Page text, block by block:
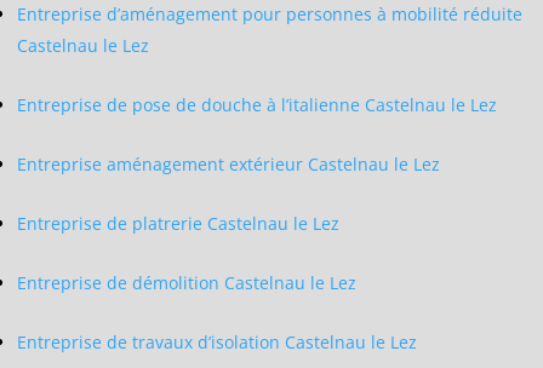
Entreprise d’aménagement pour personnes à mobilité réduite
Castelnau le Lez
Entreprise de pose de douche à l’italienne Castelnau le Lez
Entreprise aménagement extérieur Castelnau le Lez
Entreprise de platrerie Castelnau le Lez
Entreprise de démolition Castelnau le Lez
Entreprise de travaux d’isolation Castelnau le Lez